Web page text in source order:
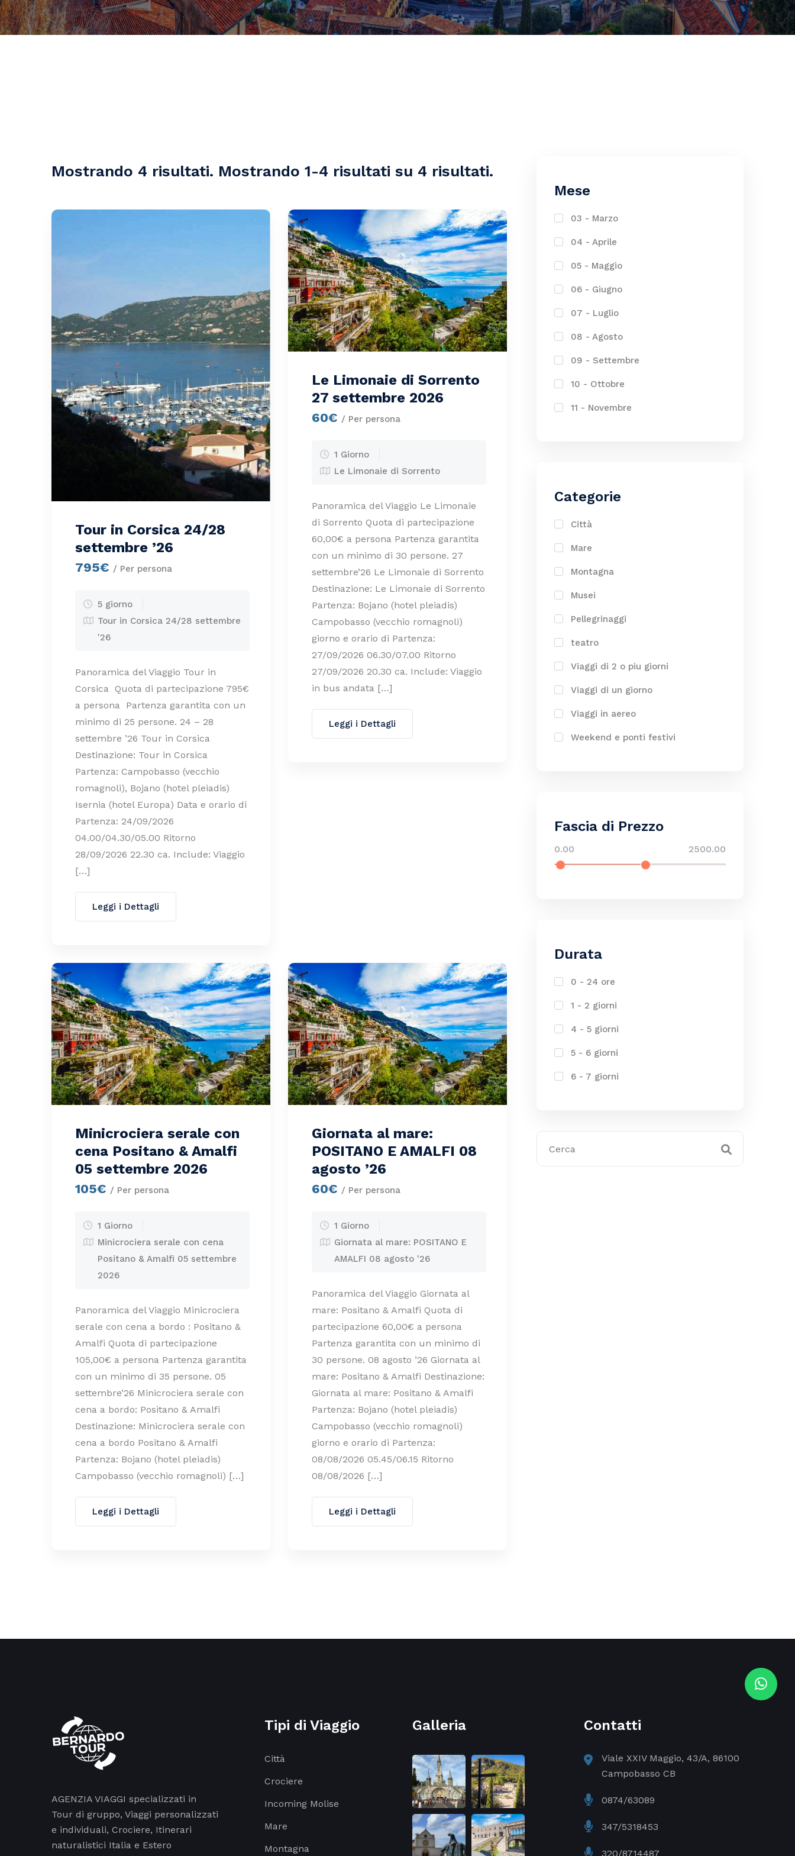
Mostrando 4 risultati. Mostrando 1-4 risultati su 4 risultati.
Tour in Corsica 24/28
settembre ’26
795€ / Per persona
5 giorno
Tour in Corsica 24/28 settembre
'26
Panoramica del Viaggio Tour in
Corsica Quota di partecipazione 795€
a persona Partenza garantita con un
minimo di 25 persone. 24 – 28
settembre ’26 Tour in Corsica
Destinazione: Tour in Corsica
Partenza: Campobasso (vecchio
romagnoli), Bojano (hotel pleiadis)
Isernia (hotel Europa) Data e orario di
Partenza: 24/09/2026
04.00/04.30/05.00 Ritorno
28/09/2026 22.30 ca. Include: Viaggio
[…]
Leggi i Dettagli
Le Limonaie di Sorrento
27 settembre 2026
60€ / Per persona
1 Giorno
Le Limonaie di Sorrento
Panoramica del Viaggio Le Limonaie
di Sorrento Quota di partecipazione
60,00€ a persona Partenza garantita
con un minimo di 30 persone. 27
settembre’26 Le Limonaie di Sorrento
Destinazione: Le Limonaie di Sorrento
Partenza: Bojano (hotel pleiadis)
Campobasso (vecchio romagnoli)
giorno e orario di Partenza:
27/09/2026 06.30/07.00 Ritorno
27/09/2026 20.30 ca. Include: Viaggio
in bus andata […]
Leggi i Dettagli
Minicrociera serale con
cena Positano & Amalfi
05 settembre 2026
105€ / Per persona
1 Giorno
Minicrociera serale con cena
Positano & Amalfi 05 settembre
2026
Panoramica del Viaggio Minicrociera
serale con cena a bordo : Positano &
Amalfi Quota di partecipazione
105,00€ a persona Partenza garantita
con un minimo di 35 persone. 05
settembre’26 Minicrociera serale con
cena a bordo: Positano & Amalfi
Destinazione: Minicrociera serale con
cena a bordo Positano & Amalfi
Partenza: Bojano (hotel pleiadis)
Campobasso (vecchio romagnoli) […]
Leggi i Dettagli
Giornata al mare:
POSITANO E AMALFI 08
agosto ’26
60€ / Per persona
1 Giorno
Giornata al mare: POSITANO E
AMALFI 08 agosto '26
Panoramica del Viaggio Giornata al
mare: Positano & Amalfi Quota di
partecipazione 60,00€ a persona
Partenza garantita con un minimo di
30 persone. 08 agosto ’26 Giornata al
mare: Positano & Amalfi Destinazione:
Giornata al mare: Positano & Amalfi
Partenza: Bojano (hotel pleiadis)
Campobasso (vecchio romagnoli)
giorno e orario di Partenza:
08/08/2026 05.45/06.15 Ritorno
08/08/2026 […]
Leggi i Dettagli
Mese
03 - Marzo
04 - Aprile
05 - Maggio
06 - Giugno
07 - Luglio
08 - Agosto
09 - Settembre
10 - Ottobre
11 - Novembre
Categorie
Città
Mare
Montagna
Musei
Pellegrinaggi
teatro
Viaggi di 2 o piu giorni
Viaggi di un giorno
Viaggi in aereo
Weekend e ponti festivi
Fascia di Prezzo
0.00 2500.00
Durata
0 - 24 ore
1 - 2 giorni
4 - 5 giorni
5 - 6 giorni
6 - 7 giorni
AGENZIA VIAGGI specializzati in
Tour di gruppo, Viaggi personalizzati
e individuali, Crociere, Itinerari
naturalistici Italia e Estero
Tipi di Viaggio
Città
Crociere
Incoming Molise
Mare
Montagna
Galleria Contatti
Viale XXIV Maggio, 43/A, 86100
Campobasso CB
0874/63089
347/5318453
320/8714487